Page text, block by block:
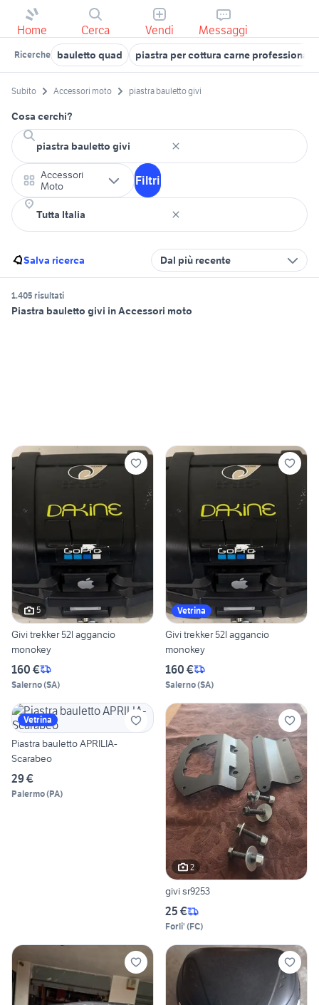
Home Cerca Vendi Messaggi
Ricerche bauletto quad piastra per cottura carne professionale
Subito Accessori moto piastra bauletto givi
Cosa cerchi?
Accessori
Moto
Filtri
Salva ricerca Dal più recente
1.405 risultati
Piastra bauletto givi in Accessori moto
5
Givi trekker 52l aggancio
monokey
160 €
Salerno(SA)
Vetrina
Givi trekker 52l aggancio
monokey
160 €
Salerno(SA)
Vetrina
Piastra bauletto APRILIA-
Scarabeo
29 €
Palermo(PA)
2
givi sr9253
25 €
Forli' (FC)